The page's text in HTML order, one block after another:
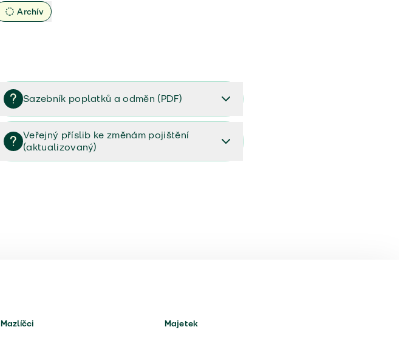
Archív
Sazebník poplatků a odměn (PDF)
Sazebník poplatků a odměn (PDF)
Veřejný příslib ke změnám pojištění
(aktualizovaný)
Mazlíčci Majetek